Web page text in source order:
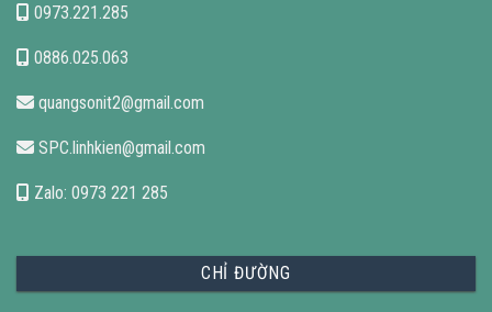
0973.221.285
0886.025.063
quangsonit2@gmail.com
SPC.linhkien@gmail.com
Zalo: 0973 221 285
CHỈ ĐƯỜNG